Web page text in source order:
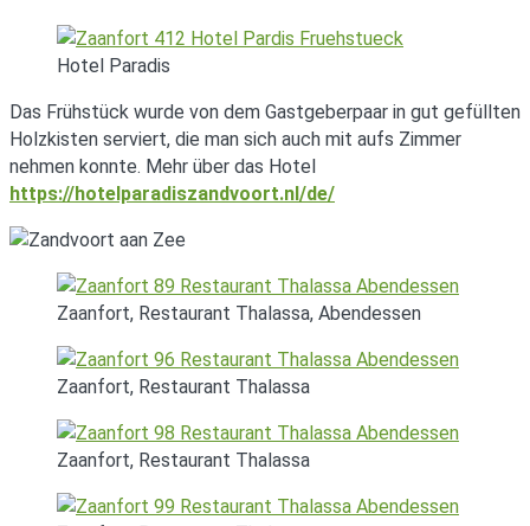
Hotel Paradis
Das Frühstück wurde von dem Gastgeberpaar in gut gefüllten
Holzkisten serviert, die man sich auch mit aufs Zimmer
nehmen konnte. Mehr über das Hotel
https://hotelparadiszandvoort.nl/de/
Zaanfort, Restaurant Thalassa, Abendessen
Zaanfort, Restaurant Thalassa
Zaanfort, Restaurant Thalassa